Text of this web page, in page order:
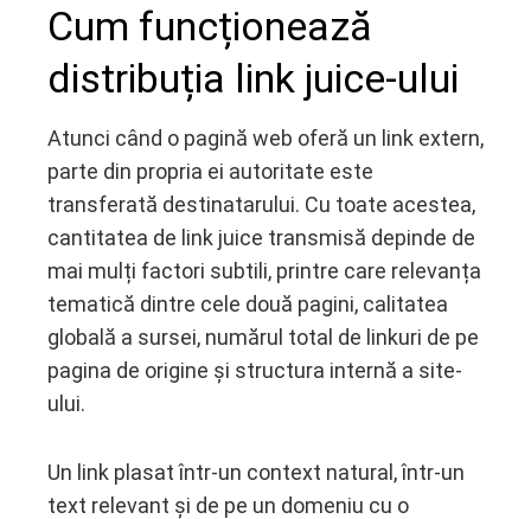
Cum funcționează
distribuția link juice-ului
Atunci când o pagină web oferă un link extern,
parte din propria ei autoritate este
transferată destinatarului. Cu toate acestea,
cantitatea de link juice transmisă depinde de
mai mulți factori subtili, printre care relevanța
tematică dintre cele două pagini, calitatea
globală a sursei, numărul total de linkuri de pe
pagina de origine și structura internă a site-
ului.
Un link plasat într-un context natural, într-un
text relevant și de pe un domeniu cu o